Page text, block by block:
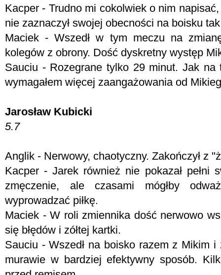
Kacper - Trudno mi cokolwiek o nim
nie zaznaczył swojej obecności na boisku
Maciek - Wszedł w tym meczu na
kolegów z obrony. Dość dyskretny występ
Sauciu - Rozegrane tylko 29 minut. Jak
wymagałem więcej zaangażowania od
Jarosław Kubicki
5.7
Anglik - Nerwowy, chaotyczny. Zakończył z
Kacper - Jarek również nie pokazał pełni
zmęczenie, ale czasami mógłby
wyprowadzać piłkę.
Maciek - W roli zmiennika dość nerwowo
się błędów i zółtej kartki.
Sauciu - Wszedł na boisko razem z Mikim i
murawie w bardziej efektywny sposób.